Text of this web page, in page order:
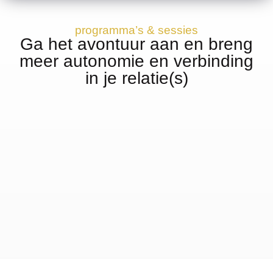
programma’s & sessies
Ga het avontuur aan en breng
meer autonomie en verbinding
in je relatie(s)